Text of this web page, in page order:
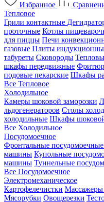
Избранное
Тепловое
Грили контактные
проточные Котлы
для пиццы Печи
газовые Плиты
табуреты Сковороды
шкафы передвижные
подовые пекарские Шкафы
Все Тепловое
Холодильное
Камеры шоковой заморозки
льдогенераторов Столы
холодильные Шкафы шоковой
Все Холодильное
Посудомоечное
Фронтальные
машины Купольные
машины Туннельные
Все Посудомоечное
Электромеханическое
Картофелечистки Массажеры
Мясорубки Овощерезки